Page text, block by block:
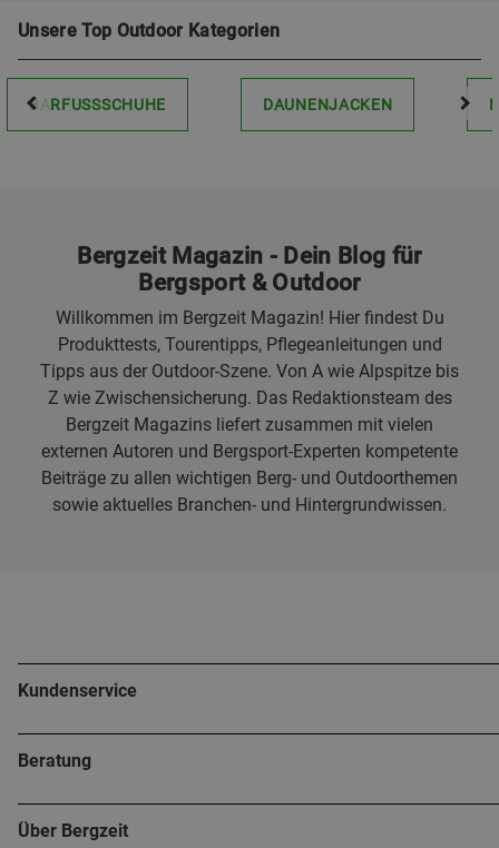
Unsere Top Outdoor Kategorien
BARFUSSSCHUHE DAUNENJACKEN
Bergzeit Magazin - Dein Blog für
Bergsport & Outdoor
Willkommen im Bergzeit Magazin! Hier findest Du
Produkttests, Tourentipps, Pflegeanleitungen und
Tipps aus der Outdoor-Szene. Von A wie Alpspitze bis
Z wie Zwischensicherung. Das Redaktionsteam des
Bergzeit Magazins liefert zusammen mit vielen
externen Autoren und Bergsport-Experten kompetente
Beiträge zu allen wichtigen Berg- und Outdoorthemen
sowie aktuelles Branchen- und Hintergrundwissen.
Kundenservice
Beratung
Über Bergzeit